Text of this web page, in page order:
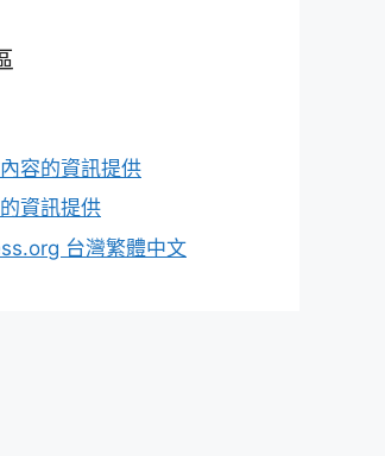
容的資訊提供
資訊提供
台灣繁體中文